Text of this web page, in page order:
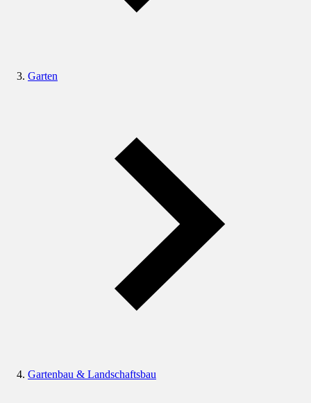
Garten
Gartenbau & Landschaftsbau